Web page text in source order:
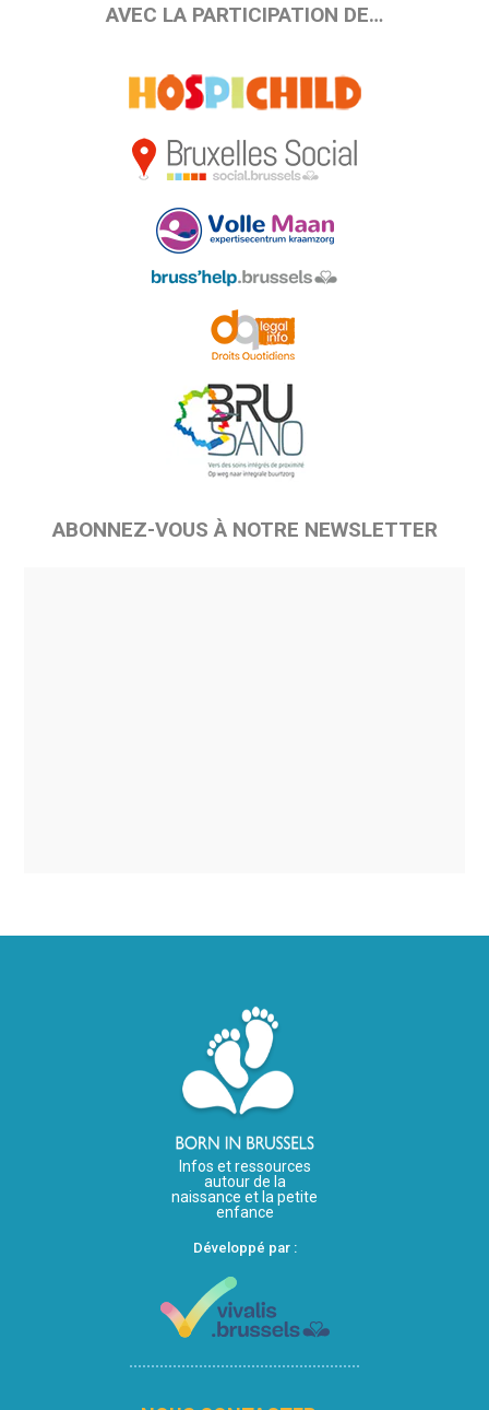
AVEC LA PARTICIPATION DE…
ABONNEZ-VOUS À NOTRE NEWSLETTER
Infos et ressources
autour de la
naissance et la petite
enfance
Développé par :